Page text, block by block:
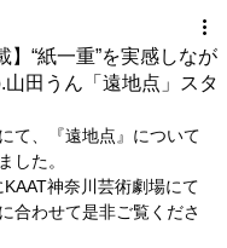
】“紙一重”を実感しなが
田うん「遠地点」スタ
て、『遠地点』について
した。
神奈川芸術劇場にて
合わせて是非ご覧くださ